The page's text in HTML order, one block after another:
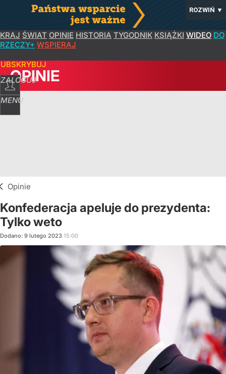
ROZWIŃ ▼
KRAJ ŚWIAT OPINIE HISTORIA TYGODNIK KSIĄŻKI WIDEO DO
RZECZY+ WSPIERAJ
ZALOGUJ
MENU
OPINIE
Opinie
Konfederacja apeluje do prezydenta:
Tylko weto
Dodano: 9 lutego 2023 15:00